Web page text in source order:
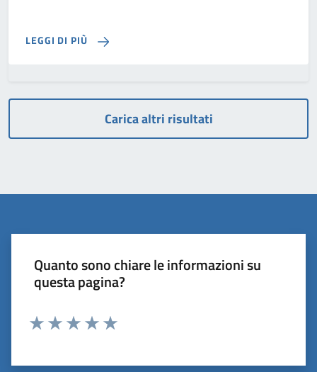
LEGGI DI PIÙ
Carica altri risultati
Quanto sono chiare le informazioni su
questa pagina?